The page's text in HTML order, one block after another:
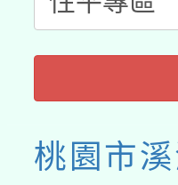
桃園市